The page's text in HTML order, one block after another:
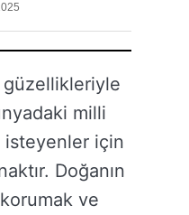
güzellikleriyle
milli
isteyenler için
Doğanın
korumak ve